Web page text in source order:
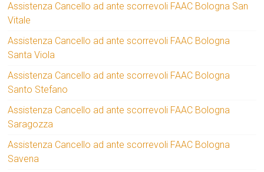
Assistenza Cancello ad ante scorrevoli FAAC Bologna San
Vitale
Assistenza Cancello ad ante scorrevoli FAAC Bologna
Santa Viola
Assistenza Cancello ad ante scorrevoli FAAC Bologna
Santo Stefano
Assistenza Cancello ad ante scorrevoli FAAC Bologna
Saragozza
Assistenza Cancello ad ante scorrevoli FAAC Bologna
Savena